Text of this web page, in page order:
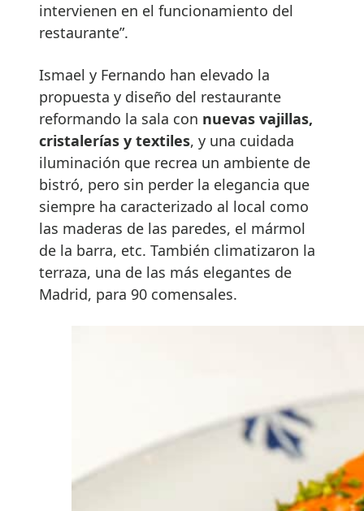
intervienen en el funcionamiento del
restaurante”.
Ismael y Fernando han elevado la
propuesta y diseño del restaurante
reformando la sala con nuevas vajillas,
cristalerías y textiles, y una cuidada
iluminación que recrea un ambiente de
bistró, pero sin perder la elegancia que
siempre ha caracterizado al local como
las maderas de las paredes, el mármol
de la barra, etc. También climatizaron la
terraza, una de las más elegantes de
Madrid, para 90 comensales.